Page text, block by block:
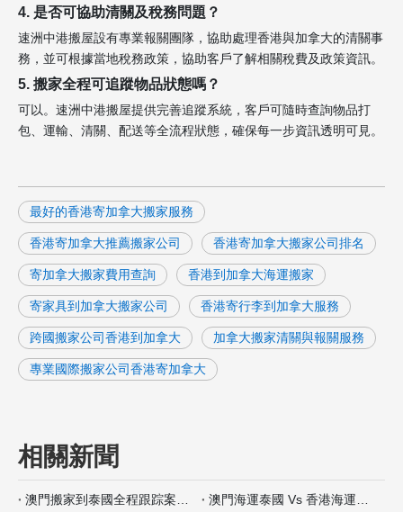
4. 是否可協助清關及稅務問題？
速洲中港搬屋設有專業報關團隊，協助處理香港與加拿大的清關事
務，並可根據當地稅務政策，協助客戶了解相關稅費及政策資訊。
5. 搬家全程可追蹤物品狀態嗎？
可以。速洲中港搬屋提供完善追蹤系統，客戶可隨時查詢物品打
包、運輸、清關、配送等全流程狀態，確保每一步資訊透明可見。
最好的香港寄加拿大搬家服務
香港寄加拿大推薦搬家公司 香港寄加拿大搬家公司排名
寄加拿大搬家費用查詢 香港到加拿大海運搬家
寄家具到加拿大搬家公司 香港寄行李到加拿大服務
跨國搬家公司香港到加拿大 加拿大搬家清關與報關服務
專業國際搬家公司香港寄加拿大
相關新聞
澳門搬家到泰國全程跟踪案例分析
澳門海運泰國 Vs 香港海運泰國包装材料服务对比